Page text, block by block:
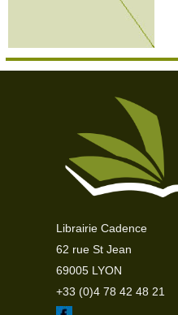
Librairie Cadence
62 rue St Jean
69005 LYON
+33 (0)4 78 42 48 21